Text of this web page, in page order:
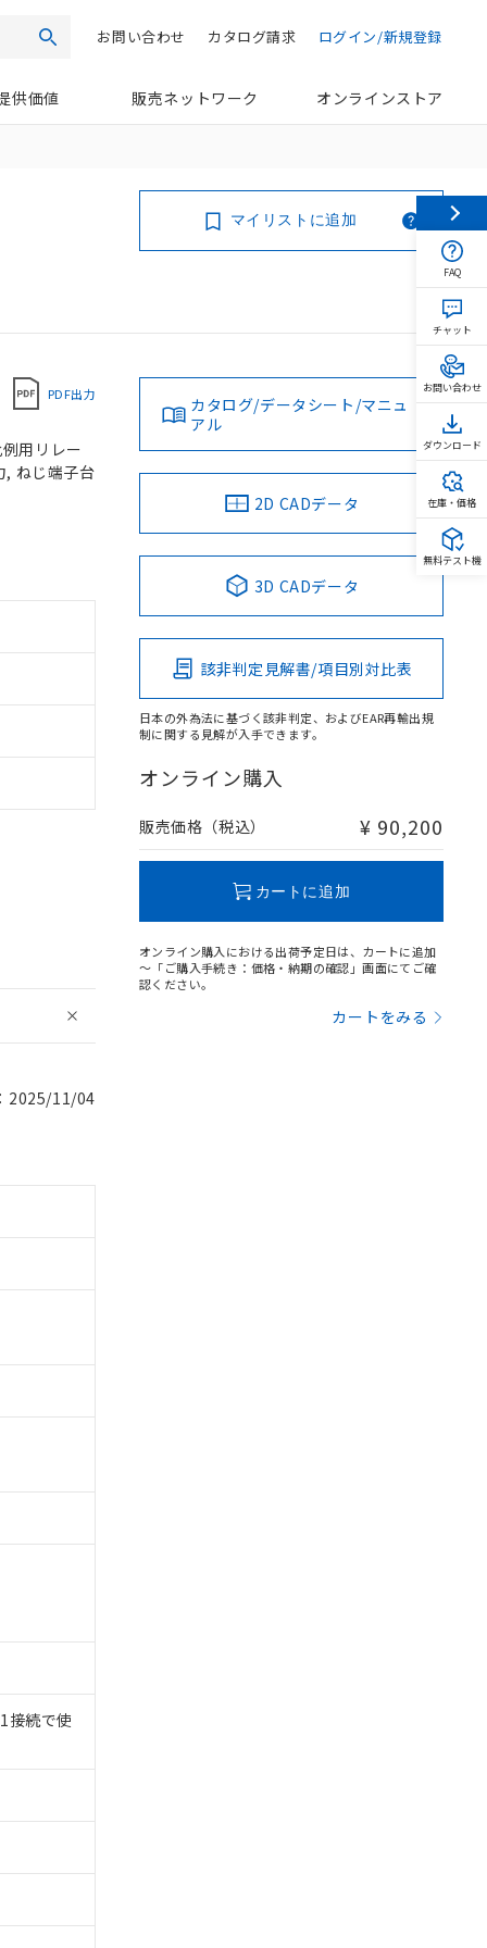
検索 ログイン/新規登録
カタログ請求
お問い合わせ
供価値 販売ネットワーク オンラインストア
マイリストに追加
PDF出力
用リレー
, ねじ端子台
2025/11/04
接続で使
カタログ/データシート/マニュ
アル
2D CADデータ
3D CADデータ
該非判定見解書/項目別対比表
日本の外為法に基づく該非判定、およびEAR再輸出規
制に関する見解が入手できます。
オンライン購入
販売価格（税込） ¥ 90,200
カートに追加
オンライン購入における出荷予定日は、カートに追加
～「ご購入手続き：価格・納期の確認」画面にてご確
認ください。
カートをみる
FAQ
チャット
お問い合わせ
ダウンロード
在庫・価格
無料テスト機